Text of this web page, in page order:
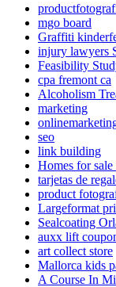
mgo board
Graffiti
injury lawyers
Feasibility
cpa fremont ca
Alcoholism
marketing
seo
link building
Homes for
tarjetas de
product
Largeformat
Sealcoating
auxx lift
art collect store
Mallorca kids
A Course In